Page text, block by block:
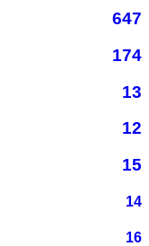
647
174
13
12
15
14
16